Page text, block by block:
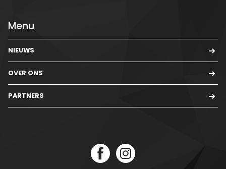
Menu
NIEUWS
OVER ONS
PARTNERS